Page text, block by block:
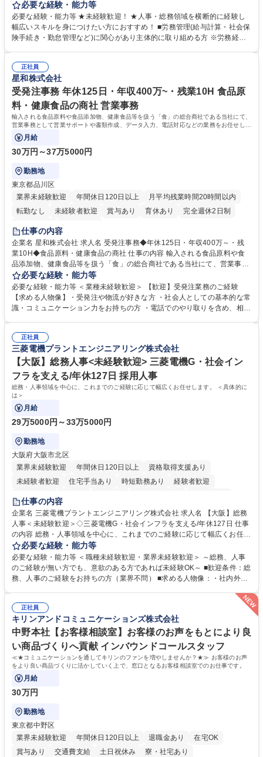
任せいたします。将来は総務・採用・教育業務へ守備範囲を広げ、組織運
営を支えるゼネラリストをめざせます。 ・初期業務：労働時間管理、給与
計算、社会保険対応、福利厚生管理、安全衛生、健康経営推進等をお任せ
します。ご経験に応じて、休職者管理など、幅広く経験を積んでいただき
幅広く経験を積みたい意欲がある方に最適な環境です。 募集職種 【総
務・人事】未経験歓迎/日立グループ/組織運営を支えるゼネラリストを目
指す
必要な経験・能力等
必要な経験・能力等 ★未経験歓迎！ ★人事・総務領域を横断的に経験し
幅広いスキルを身につけたい方におすすめ！ ■労務管理(給与計算・社会保
険手続き・勤怠管理など)に関心があり主体的に取り組める方 ※労務経験
のご経験 ■労務管理（給与計算・社会保険手続き・勤怠管理など）の経験
■衛生管理者の資格をお持ちの方 学歴・資格 学歴：大学院 大学 高専 短大
専修学校 高校 語学力： 資格：
正社員
星和株式会社
受発注事務 年休125日・年収400万~・残業10H 食品原
料・健康食品の商社 営業事務
輸入される食品原料や食品添加物、健康食品等を扱う「食」の総合商社である当社にて、
営業事務として営業サポートや書類作成、データ入力、電話対応などの業務をお任せしま
す。
月給
30万円～37万5000円
勤務地
東京都品川区
業界未経験歓迎
年間休日120日以上
月平均残業時間20時間以内
転勤なし
未経験者歓迎 賞与あり 育休あり
完全週休2日制
交通費支給
仕事の内容
企業名 星和株式会社 求人名 受発注事務◆年休125日・年収400万～・残
業10H◆食品原料・健康食品の商社 仕事の内容 輸入される食品原料や食
品添加物、健康食品等を扱う「食」の総合商社である当社にて、営業事務
として営業サポートや書類作成、データ入力、電話対応などの業務をお任
せします。 ・受注／出荷指示／売上管理／仕入管理／在庫管理／お客様や
倉庫と電話確認など、販売に関わる事務、営業サポートをお願いします。
・入社後は商品について覚えることから始め、先輩社員OJTと共に業務を
万～・残業10H◆食品原料・健康食品の商社
必要な経験・能力等
必要な経験・能力等 ＜業種未経験歓迎＞ 【歓迎】受発注業務のご経験
【求める人物像】・受発注や物流が好きな方 ・社会人としての基本的な常
識・コミュニケーション力をお持ちの方 ・電話でのやり取りを含め、相手
演算ができる方 ・業務ルールや指示を理解し、行動できる方 学歴・資格
学歴：大学院 大学 短大 語学力： 資格：
正社員
三菱電機プラントエンジニアリング株式会社
【大阪】総務人事<未経験歓迎> 三菱電機G・社会イン
フラを支える/年休127日 採用人事
総務・人事領域を中心に、これまでのご経験に応じて幅広くお任せします。 ＜具体的に
は＞
月給
29万5000円～33万5000円
勤務地
大阪府大阪市北区
業界未経験歓迎
年間休日120日以上
資格取得支援あり
未経験者歓迎
住宅手当あり 時短勤務あり
経験者歓迎
退職金あり
駅近5分以内
土日祝休み 服装自由 寮・社宅あり 食事補助あり
仕事の内容
企業名 三菱電機プラントエンジニアリング株式会社 求人名 【大阪】総務
人事＜未経験歓迎＞◇三菱電機G・社会インフラを支える/年休127日 仕事
の内容 総務・人事領域を中心に、これまでのご経験に応じて幅広くお任せ
します。 ＜具体的には＞ ・総務/人事労務（給与・社保・勤怠管理など）
・採用・教育研修 ・福利厚生運用 など ※基本的には事務所勤務ですが、
採用や教育等の業務内容により、関西圏以外への日帰り・宿泊を伴う国内
出張もございます。 ※担当業務を持ちつつ、お互いに助け合いながら、総
総務人事＜未経験歓迎＞◇三菱電機G・社会インフラを支える/年休127日
必要な経験・能力等
必要な経験・能力等 ＜職種未経験歓迎・業界未経験歓迎＞ ～総務、人事
のご経験が無い方でも、意欲のある方であれば未経験OK～ ■歓迎条件：総
務、人事のご経験をお持ちの方（業界不問） ■求める人物像：・社内外の
ミュニケーション能力を持っている方 ・人事総務領域に興味がありゼネラ
正社員
キリンアンドコミュニケーションズ株式会社
中野本社【お客様相談室】お客様のお声をもとにより良
い商品づくりへ貢献 インバウンドコールスタッフ
≪★コミュニケーションを通してキリンのファンを増やしませんか？★≫ お客様のお声
をより良い商品づくりに活かしていく上で、窓口となるお客様相談室でのお仕事です。
月給
30万円
勤務地
東京都中野区
業界未経験歓迎
年間休日120日以上 退職金あり
在宅OK
賞与あり
交通費支給 土日祝休み 寮・社宅あり